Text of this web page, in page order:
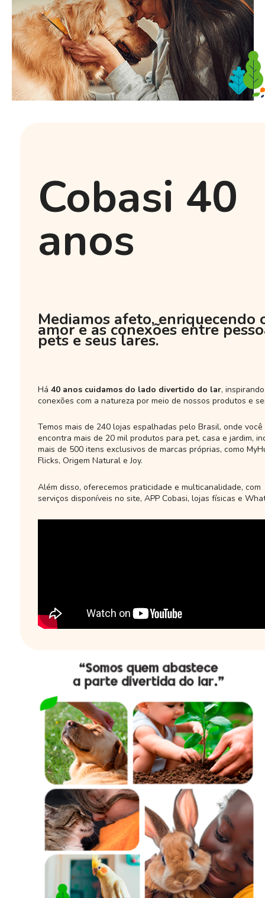
Cobasi 40
anos
Mediamos afeto, enriquecendo
amor e as conexões entre
pets e seus lares.
Há 40 anos cuidamos do lado divertido do lar, inspirando
conexões com a natureza por meio de nossos produtos e
Temos mais de 240 lojas espalhadas pelo Brasil, onde você
encontra mais de 20 mil produtos para pet, casa e jardim,
mais de 500 itens exclusivos de marcas próprias, como
Flicks, Origem Natural e Joy.
Além disso, oferecemos praticidade e multicanalidade, com
serviços disponíveis no site, APP Cobasi, lojas físicas e